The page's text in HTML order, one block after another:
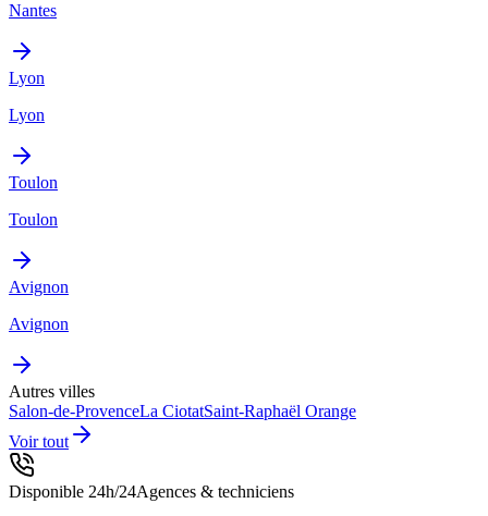
Nantes
Lyon
Lyon
Toulon
Toulon
Avignon
Avignon
Autres villes
Salon-de-ProvenceLa CiotatSaint-Raphaël Orange
Voir tout
Disponible 24h/24Agences & techniciens